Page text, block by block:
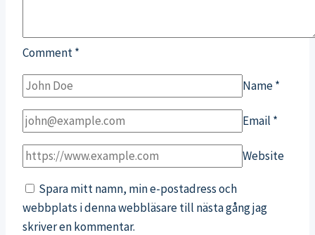
Comment*
Name*
Email *
Website
Spara mitt namn, min e-postadress och
webbplats i denna webbläsare till nästa gång jag
skriver en kommentar.